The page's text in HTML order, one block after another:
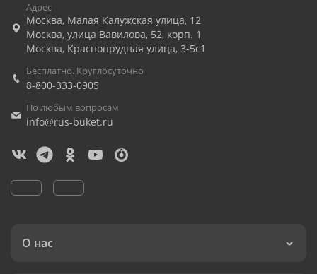
Адрес
Москва, Малая Калужская улица, 12
Москва, улица Вавилова, 52, корп. 1
Москва, Краснопрудная улица, 3-5с1
Бесплатно. Круглосуточно
8-800-333-0905
По любым вопросам
info@rus-buket.ru
О нас